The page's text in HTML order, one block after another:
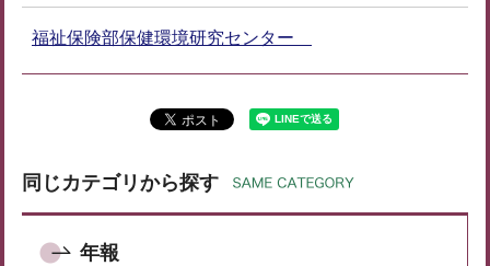
福祉保険部保健環境研究センター
同じカテゴリから探す
年報